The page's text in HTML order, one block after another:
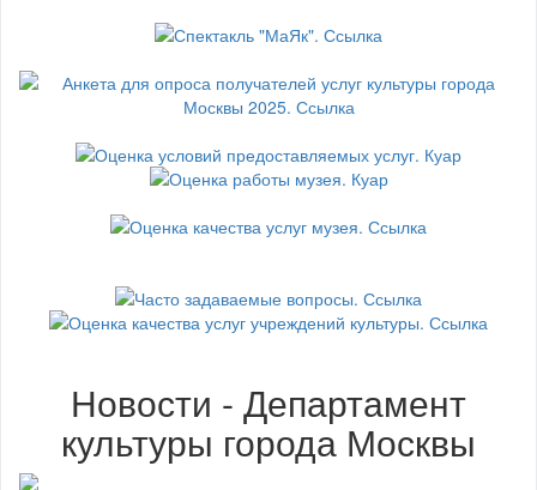
Новости - Департамент
культуры города Москвы